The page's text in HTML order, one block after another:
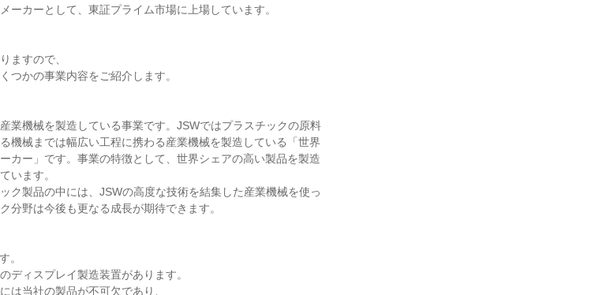
ーカーとして、東証プライム市場に上場しています。
ますので、
つかの事業内容をご紹介します。
業機械を製造している事業です。JSWではプラスチックの原料
機械までは幅広い工程に携わる産業機械を製造している「世界
カー」です。事業の特徴として、世界シェアの高い製品を製造
います。
ク製品の中には、JSWの高度な技術を結集した産業機械を使っ
分野は今後も更なる成長が期待できます。
。
ディスプレイ製造装置があります。
は当社の製品が不可欠であり、